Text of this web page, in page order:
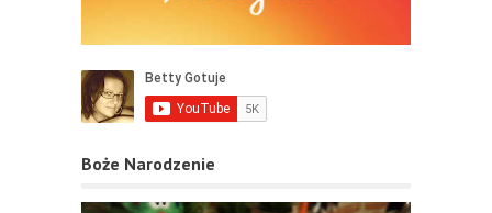
Boże Narodzenie